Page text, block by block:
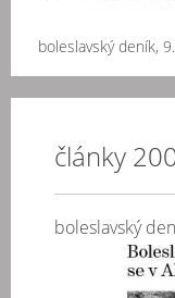
boleslavský deník,
články
boleslavský